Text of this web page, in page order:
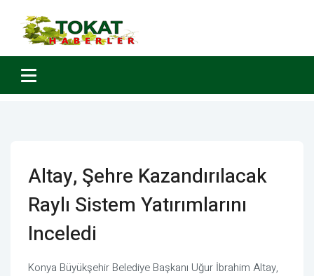
Altay, Şehre Kazandırılacak
Raylı Sistem Yatırımlarını
Inceledi
Konya Büyükşehir Belediye Başkanı Uğur İbrahim Altay,